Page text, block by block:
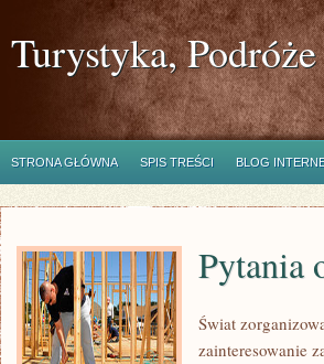
Turystyka, Podróże
STRONA GŁÓWNA SPIS TREŚCI BLOG
Pytania
Świat
zainteresowanie